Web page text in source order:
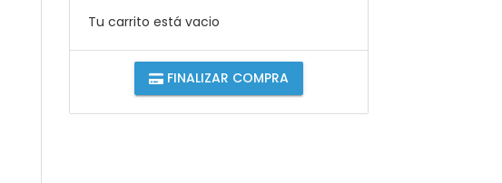
Tu carrito está vacio
FINALIZAR COMPRA